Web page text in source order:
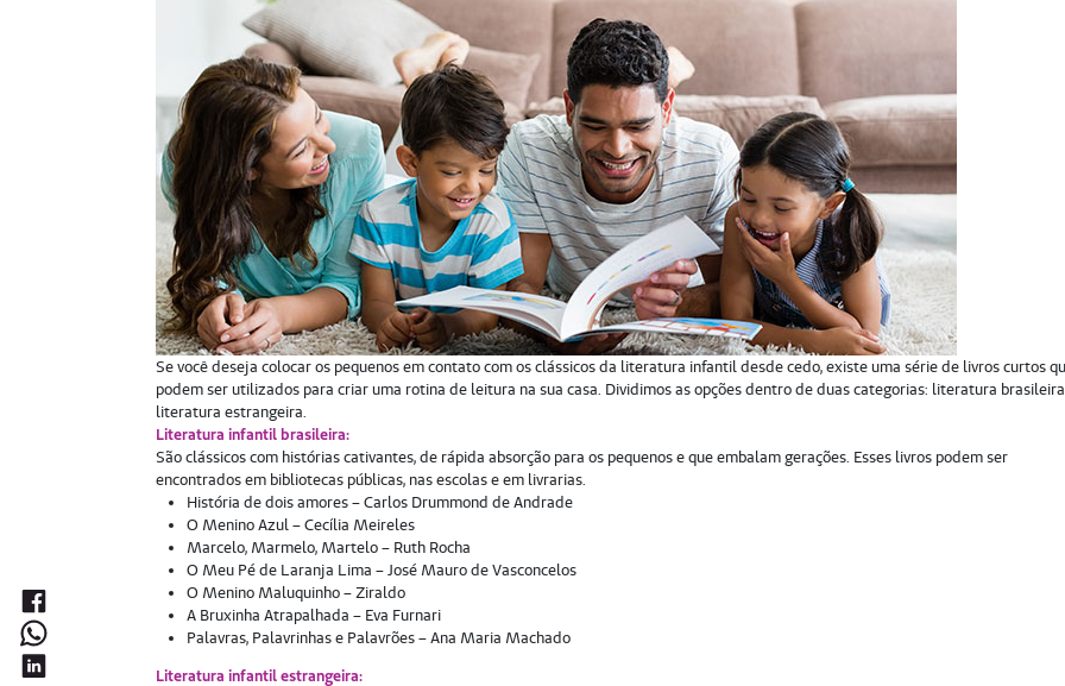
Se você deseja colocar os pequenos em contato com os clássicos da literatura infantil desde cedo, existe uma série de livros curtos
podem ser utilizados para criar uma rotina de leitura na sua casa. Dividimos as opções dentro de duas categorias: literatura
literatura estrangeira.
Literatura infantil brasileira:
São clássicos com histórias cativantes, de rápida absorção para os pequenos e que embalam gerações. Esses livros podem ser
encontrados em bibliotecas públicas, nas escolas e em livrarias.
História de dois amores – Carlos Drummond de Andrade
O Menino Azul – Cecília Meireles
Marcelo, Marmelo, Martelo – Ruth Rocha
O Meu Pé de Laranja Lima – José Mauro de Vasconcelos
O Menino Maluquinho – Ziraldo
A Bruxinha Atrapalhada – Eva Furnari
Palavras, Palavrinhas e Palavrões – Ana Maria Machado
Literatura infantil estrangeira: